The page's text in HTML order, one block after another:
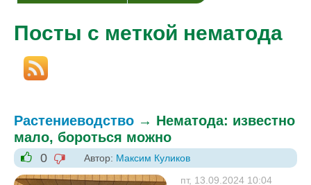
Посты с меткой нематода
Растениеводство → Нематода: известно
мало, бороться можно
+1
0
-1
Автор: Максим Куликов
пт, 13.09.2024 10:04